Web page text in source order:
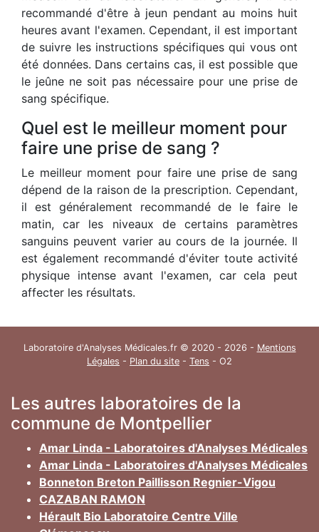
recommandé d'être à jeun pendant au moins huit
heures avant l'examen. Cependant, il est important
de suivre les instructions spécifiques qui vous ont
été données. Dans certains cas, il est possible que
le jeûne ne soit pas nécessaire pour une prise de
sang spécifique.
Quel est le meilleur moment pour
faire une prise de sang ?
Le meilleur moment pour faire une prise de sang
dépend de la raison de la prescription. Cependant,
il est généralement recommandé de le faire le
matin, car les niveaux de certains paramètres
sanguins peuvent varier au cours de la journée. Il
est également recommandé d'éviter toute activité
physique intense avant l'examen, car cela peut
affecter les résultats.
Laboratoire d'Analyses Médicales.fr © 2020 - 2026 - Mentions
Légales - Plan du site - Tens - O2
Les autres laboratoires de la
commune de Montpellier
Amar Linda - Laboratoires d'Analyses Médicales
Amar Linda - Laboratoires d'Analyses Médicales
Bonneton Breton Paillisson Regnier-Vigou
CAZABAN RAMON
Hérault Bio Laboratoire Centre Ville